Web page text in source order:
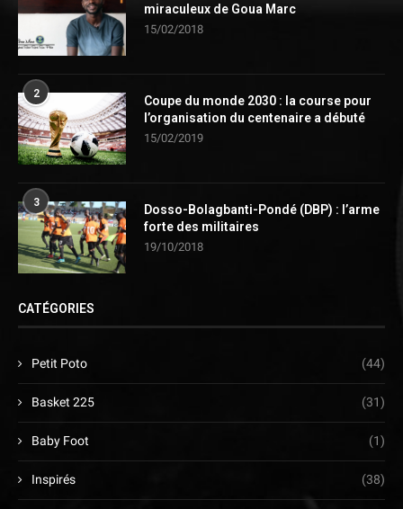
miraculeux de Goua Marc
15/02/2018
2
Coupe du monde 2030 : la course pour
l’organisation du centenaire a débuté
15/02/2019
3
Dosso-Bolagbanti-Pondé (DBP) : l’arme
forte des militaires
19/10/2018
CATÉGORIES
Petit Poto (44)
Basket 225 (31)
Baby Foot (1)
Inspirés (38)